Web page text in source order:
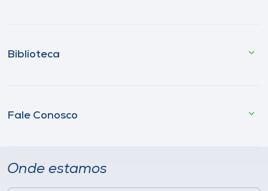
Biblioteca
Fale Conosco
Onde estamos